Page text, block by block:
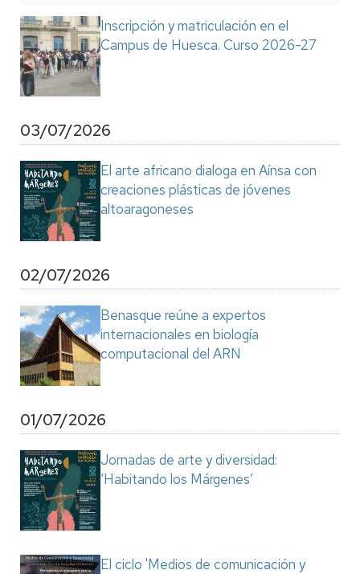
Inscripción y matriculación en el
Campus de Huesca. Curso 2026-27
03/07/2026
El arte africano dialoga en Aínsa con
creaciones plásticas de jóvenes
altoaragoneses
02/07/2026
Benasque reúne a expertos
internacionales en biología
computacional del ARN
01/07/2026
Jornadas de arte y diversidad:
‘Habitando los Márgenes’
El ciclo 'Medios de comunicación y